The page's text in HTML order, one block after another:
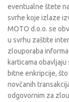
eventualne štete
svrhe koje izlaze
MOTO d.o.o. se
u svrhu zaštite
zlouporaba
karticama
bitne enkripcije,
novčanih
odgovornim za